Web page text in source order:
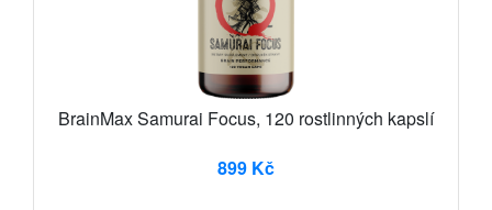
BrainMax Samurai Focus, 120 rostlinných kapslí
899 Kč